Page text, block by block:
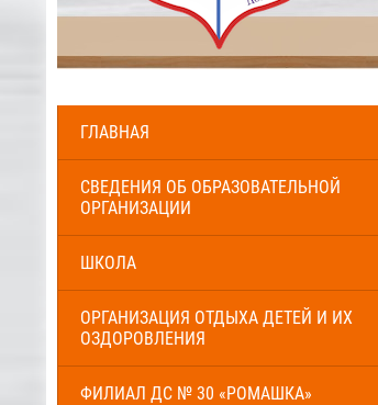
ГЛАВНАЯ
СВЕДЕНИЯ ОБ ОБРАЗОВАТЕЛЬНОЙ
ОРГАНИЗАЦИИ
ШКОЛА
ОРГАНИЗАЦИЯ ОТДЫХА ДЕТЕЙ И ИХ
ОЗДОРОВЛЕНИЯ
ФИЛИАЛ ДС № 30 «РОМАШКА»